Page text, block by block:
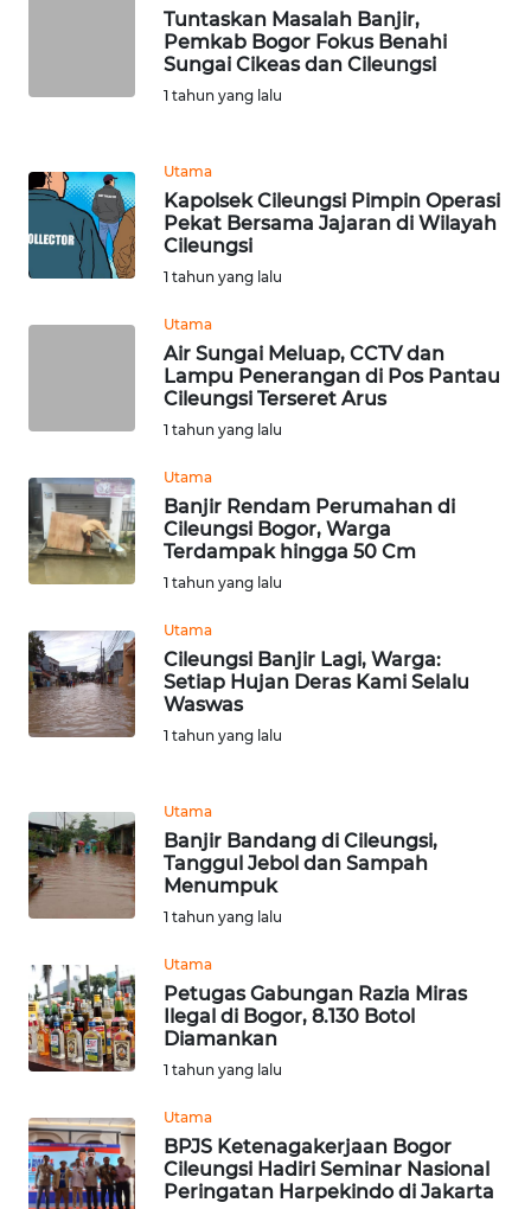
Tuntaskan Masalah Banjir,
Pemkab Bogor Fokus Benahi
Sungai Cikeas dan Cileungsi
1 tahun yang lalu
Utama
Kapolsek Cileungsi Pimpin Operasi
Pekat Bersama Jajaran di Wilayah
Cileungsi
1 tahun yang lalu
Utama
Air Sungai Meluap, CCTV dan
Lampu Penerangan di Pos Pantau
Cileungsi Terseret Arus
1 tahun yang lalu
Utama
Banjir Rendam Perumahan di
Cileungsi Bogor, Warga
Terdampak hingga 50 Cm
1 tahun yang lalu
Utama
Cileungsi Banjir Lagi, Warga:
Setiap Hujan Deras Kami Selalu
Waswas
1 tahun yang lalu
Utama
Banjir Bandang di Cileungsi,
Tanggul Jebol dan Sampah
Menumpuk
1 tahun yang lalu
Utama
Petugas Gabungan Razia Miras
Ilegal di Bogor, 8.130 Botol
Diamankan
1 tahun yang lalu
Utama
BPJS Ketenagakerjaan Bogor
Cileungsi Hadiri Seminar Nasional
Peringatan Harpekindo di Jakarta
WN
WN
MANDALIKA
WN
BORNEO
Wahana
Media
Group
WAHANA
NEWS
WAHANA
WAHANA
ADVOKAT
WAHANA
INFRASTRUKTUR
WAHANA
KONSUMEN
WAHANA
WAHANA
TRAVEL